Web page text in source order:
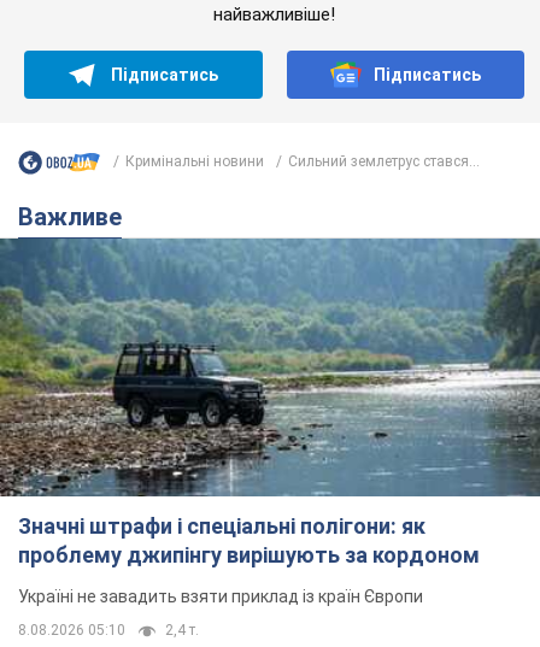
найважливіше!
Підписатись Підписатись
Кримінальні новини Сильний землетрус стався...
Важливе
Значні штрафи і спеціальні полігони: як
проблему джипінгу вирішують за кордоном
Україні не завадить взяти приклад із країн Європи
8.08.2026 05:10 2,4 т.